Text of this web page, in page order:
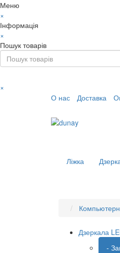
Меню
×
Інформація
×
Пошук товарів
×
О нас
Доставка
Ліжка
Дзеркала
-